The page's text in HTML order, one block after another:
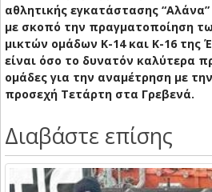
αθλητικής εγκατάστασης
με σκοπό την πραγματοποίηση
μικτών ομάδων Κ-14 και Κ-16 της
είναι όσο το δυνατόν καλύτερα
ομάδες για την αναμέτρηση με
προσεχή Τετάρτη στα Γρεβενά.
Διαβάστε επίσης